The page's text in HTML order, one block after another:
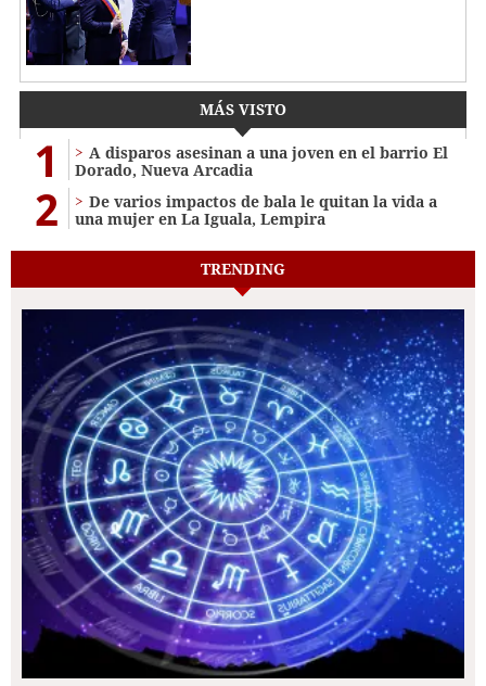
MÁS VISTO
1
A disparos asesinan a una joven en el barrio El
Dorado, Nueva Arcadia
2
De varios impactos de bala le quitan la vida a
una mujer en La Iguala, Lempira
TRENDING